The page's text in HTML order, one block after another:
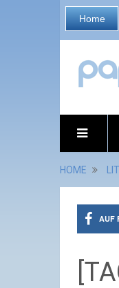
Home
HOME
AUF